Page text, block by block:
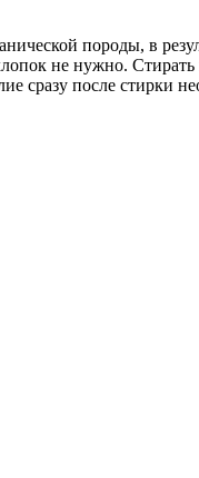
породы, в
не нужно. Стирать
сразу после стирки